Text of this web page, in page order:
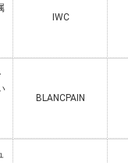
IWC
BLANCPAIN